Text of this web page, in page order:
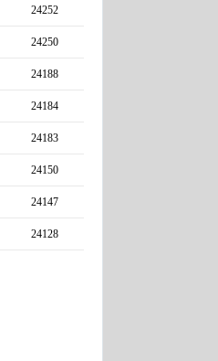
24252
24250
24188
24184
24183
24150
24147
24128